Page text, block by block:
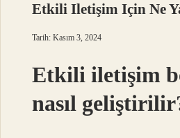
Etkili Iletişim Için Ne
Tarih: Kasım 3, 2024
Etkili iletişim
nasıl